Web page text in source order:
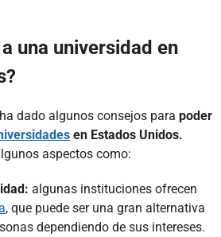
una universidad en
dado algunos consejos para poder
en Estados Unidos.
aspectos como:
algunas instituciones ofrecen
, que puede ser una gran alternativa
dependiendo de sus intereses.